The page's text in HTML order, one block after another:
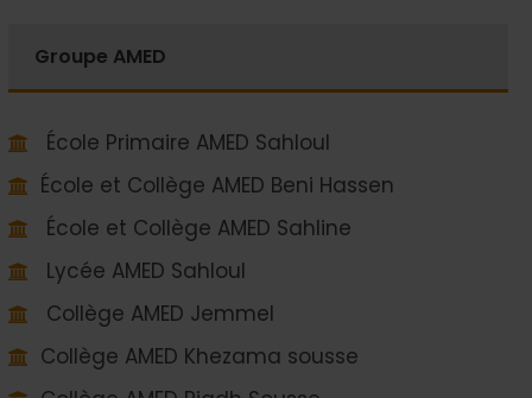
Groupe AMED
École Primaire AMED Sahloul
École et Collège AMED Beni Hassen
École et Collège AMED Sahline
Lycée AMED Sahloul
Collège AMED Jemmel
Collège AMED Khezama sousse